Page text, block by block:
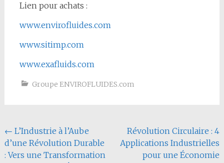
Lien pour achats :
www.envirofluides.com
www.sitimp.com
www.exafluids.com
Groupe ENVIROFLUIDES.com
Navigation
de
← L’Industrie à l’Aube
d’une Révolution Durable
: Vers une Transformation
Révolution Circulaire : 4
Applications Industrielles
pour une Économie